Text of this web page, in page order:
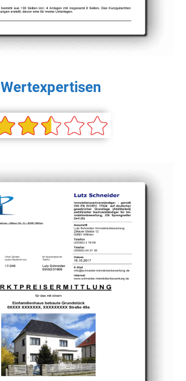
Wertexpertisen